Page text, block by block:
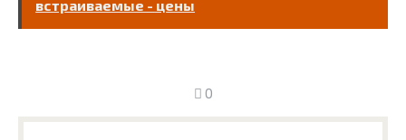
встраиваемые - цены
0